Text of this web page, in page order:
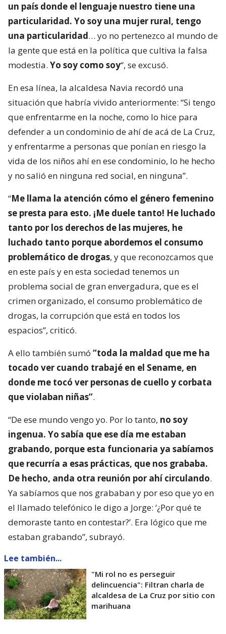
un país donde el lenguaje nuestro tiene una
particularidad. Yo soy una mujer rural, tengo
una particularidad… yo no pertenezco al mundo de
la gente que está en la política que cultiva la falsa
modestia. Yo soy como soy“, se excusó.
En esa línea, la alcaldesa Navia recordó una
situación que habría vivido anteriormente: “Si tengo
que enfrentarme en la noche, como lo hice para
defender a un condominio de ahí de acá de La Cruz,
y enfrentarme a personas que ponían en riesgo la
vida de los niños ahí en ese condominio, lo he hecho
y no salió en ninguna red social, en ninguna”.
“Me llama la atención cómo el género femenino
se presta para esto. ¡Me duele tanto! He luchado
tanto por los derechos de las mujeres, he
luchado tanto porque abordemos el consumo
problemático de drogas, y que reconozcamos que
en este país y en esta sociedad tenemos un
problema social de gran envergadura, que es el
crimen organizado, el consumo problemático de
drogas, la corrupción que está en todos los
espacios”, criticó.
A ello también sumó “toda la maldad que me ha
tocado ver cuando trabajé en el Sename, en
donde me tocó ver personas de cuello y corbata
que violaban niñas”.
“De ese mundo vengo yo. Por lo tanto, no soy
ingenua. Yo sabía que ese día me estaban
grabando, porque esta funcionaria ya sabíamos
que recurría a esas prácticas, que nos grababa.
De hecho, anda otra reunión por ahí circulando.
Ya sabíamos que nos grababan y por eso que yo en
el llamado telefónico le digo a Jorge: ‘¿Por qué te
demoraste tanto en contestar?’. Era lógico que me
estaban grabando”, subrayó.
Lee también...
"Mi rol no es perseguir
delincuencia": Filtran charla de
alcaldesa de La Cruz por sitio con
marihuana